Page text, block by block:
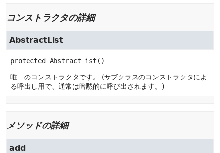
コンストラクタの詳細
AbstractList
protected AbstractList ()
唯一のコンストラクタです。
(サブクラスのコンストラクタによ
る呼出し用で、通常は暗黙的に呼び出されます。)
メソッドの詳細
add